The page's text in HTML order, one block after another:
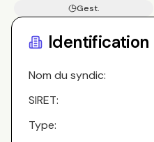
Gest.
Identification
Nom du syndic:
SIRET:
Type: